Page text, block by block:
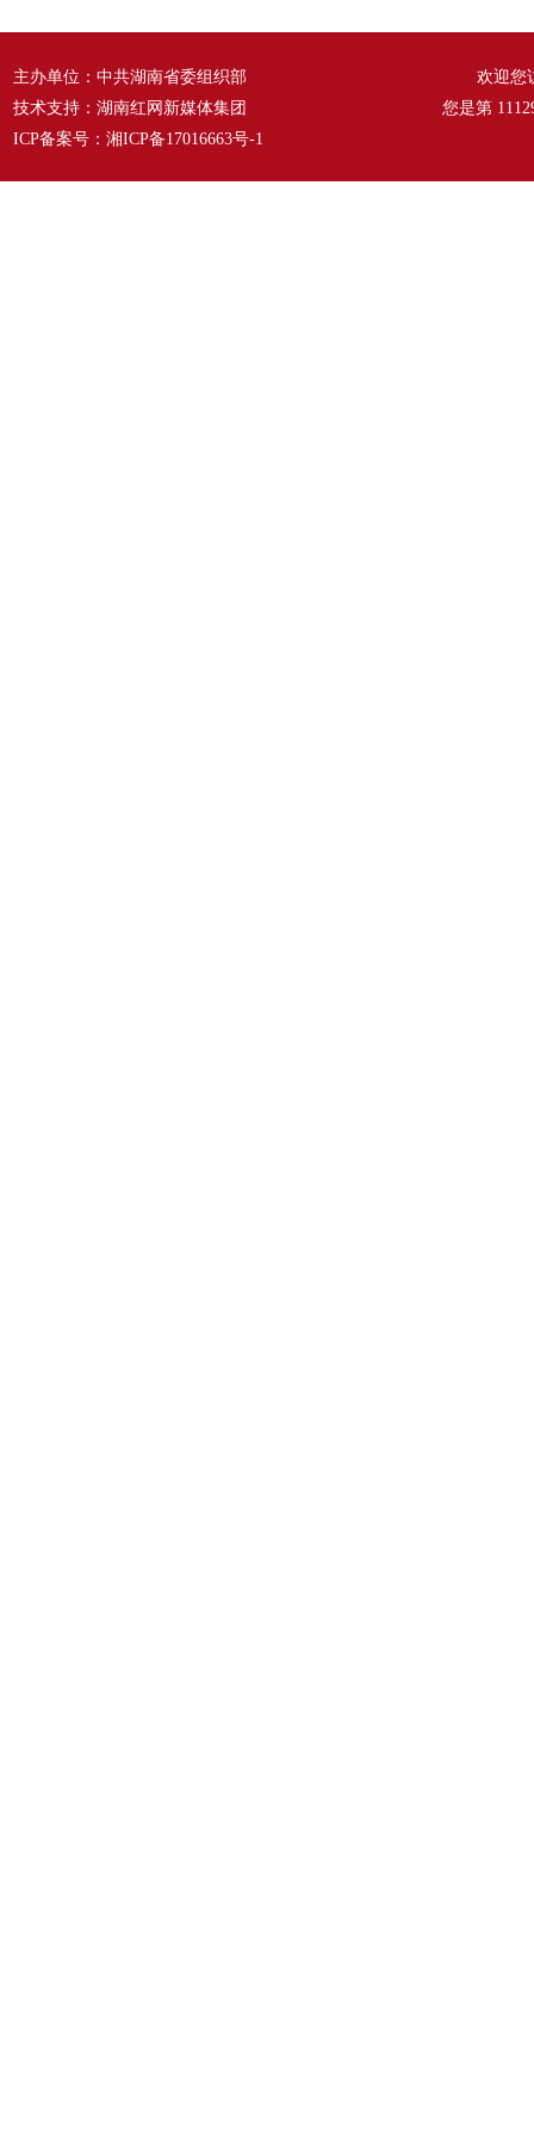
主办单位：中共湖南省委组织部
技术支持：湖南红网新媒体集团
ICP备案号： 湘ICP备17016663号-1
欢迎您
您是第